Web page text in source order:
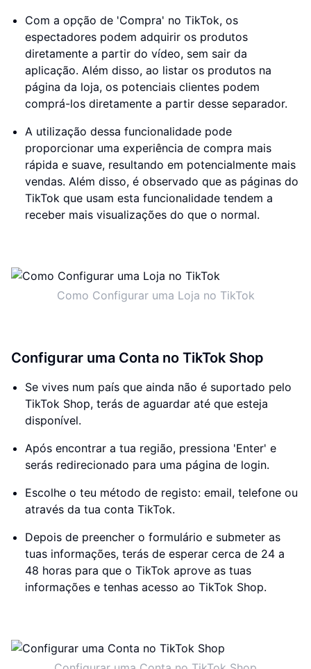
Com a opção de 'Compra' no TikTok, os
espectadores podem adquirir os produtos
diretamente a partir do vídeo, sem sair da
aplicação. Além disso, ao listar os produtos na
página da loja, os potenciais clientes podem
comprá-los diretamente a partir desse separador.
A utilização dessa funcionalidade pode
proporcionar uma experiência de compra mais
rápida e suave, resultando em potencialmente mais
vendas. Além disso, é observado que as páginas do
TikTok que usam esta funcionalidade tendem a
receber mais visualizações do que o normal.
Como Configurar uma Loja no TikTok
Configurar uma Conta no TikTok Shop
Se vives num país que ainda não é suportado pelo
TikTok Shop, terás de aguardar até que esteja
disponível.
Após encontrar a tua região, pressiona 'Enter' e
serás redirecionado para uma página de login.
Escolhe o teu método de registo: email, telefone ou
através da tua conta TikTok.
Depois de preencher o formulário e submeter as
tuas informações, terás de esperar cerca de 24 a
48 horas para que o TikTok aprove as tuas
informações e tenhas acesso ao TikTok Shop.